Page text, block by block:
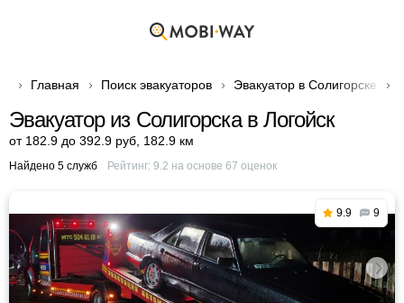
Главная Поиск эвакуаторов Эвакуатор в Солигорске
Эвакуатор из Солигорска в Логойск
от 182.9 до 392.9 руб 182.9 км
Найдено 5 служб Рейтинг: 9.2 на основе 67 оценок
9.9 9